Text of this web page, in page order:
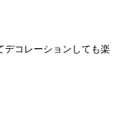
デコレーションしても楽